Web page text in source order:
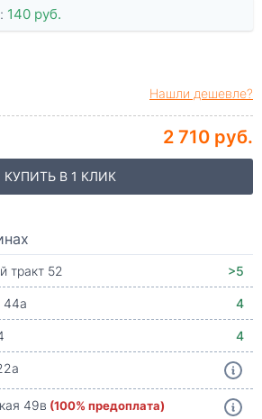
140 руб.
Нашли дешевле?
2 710 руб.
КУПИТЬ В 1 КЛИК
тракт 52
>5
44а
4
4
49в (100% предоплата)